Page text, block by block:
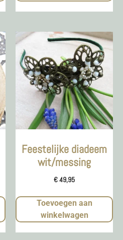
Feestelijke diadeem
wit/messing
€49,95
Toevoegen aan
winkelwagen